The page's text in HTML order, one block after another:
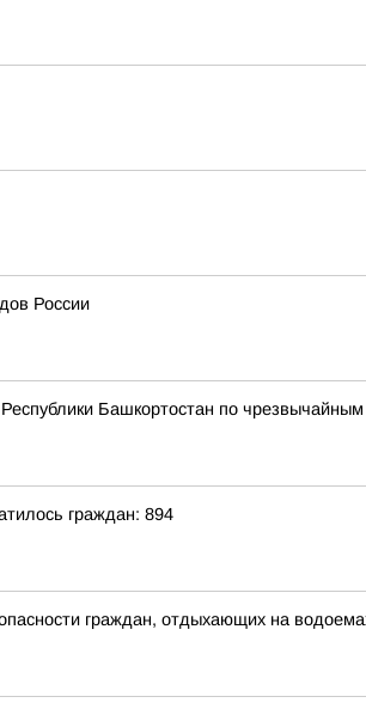
России
Башкортостан по
граждан: 894
граждан, отдыхающих на